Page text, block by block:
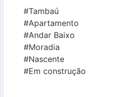
#Tambaú
#Apartamento
#Andar Baixo
#Moradia
#Nascente
#Em construção